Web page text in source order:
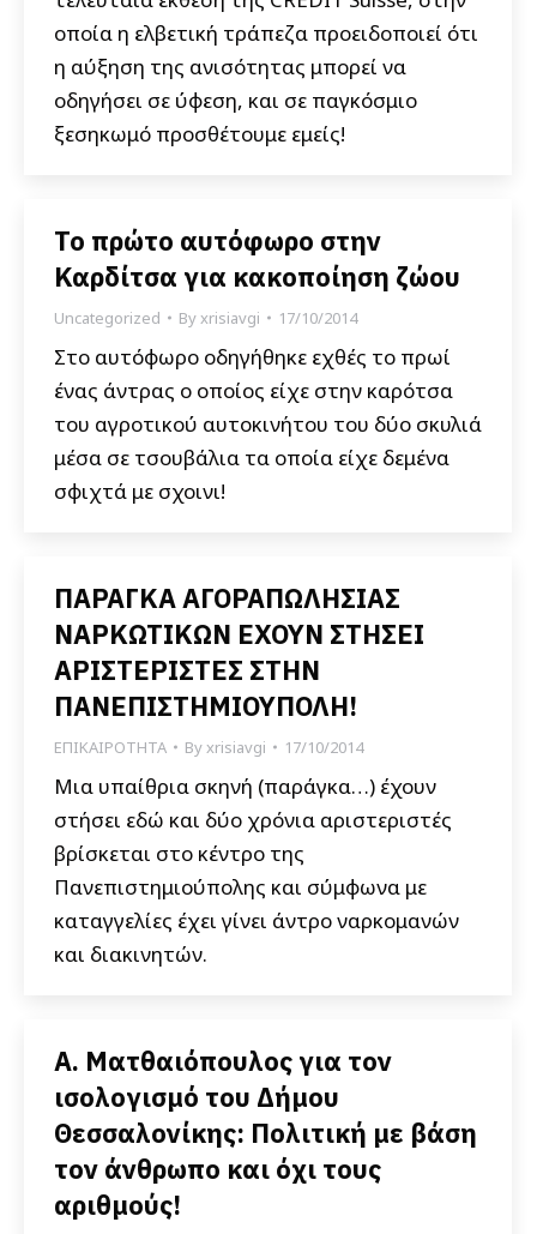
οποία η ελβετική τράπεζα προειδοποιεί ότι
η αύξηση της ανισότητας μπορεί να
οδηγήσει σε ύφεση, και σε παγκόσμιο
ξεσηκωμό προσθέτουμε εμείς!
Το πρώτο αυτόφωρο στην
Καρδίτσα για κακοποίηση ζώου
Uncategorized Byxrisiavgi 17/10/2014
Στο αυτόφωρο οδηγήθηκε εχθές το πρωί
ένας άντρας ο οποίος είχε στην καρότσα
του αγροτικού αυτοκινήτου του δύο σκυλιά
μέσα σε τσουβάλια τα οποία είχε δεμένα
σφιχτά με σχοινι!
ΠΑΡΑΓΚΑ ΑΓΟΡΑΠΩΛΗΣΙΑΣ
ΝΑΡΚΩΤΙΚΩΝ ΕΧΟΥΝ ΣΤΗΣΕΙ
ΑΡΙΣΤΕΡΙΣΤΕΣ ΣΤΗΝ
ΠΑΝΕΠΙΣΤΗΜΙΟΥΠΟΛΗ!
ΕΠΙΚΑΙΡΟΤΗΤΑ Byxrisiavgi 17/10/2014
Μια υπαίθρια σκηνή (παράγκα…) έχουν
στήσει εδώ και δύο χρόνια αριστεριστές
βρίσκεται στο κέντρο της
Πανεπιστημιούπολης και σύμφωνα με
καταγγελίες έχει γίνει άντρο ναρκομανών
και διακινητών.
Α. Ματθαιόπουλος για τον
ισολογισμό του Δήμου
Θεσσαλονίκης: Πολιτική με βάση
τον άνθρωπο και όχι τους
αριθμούς!